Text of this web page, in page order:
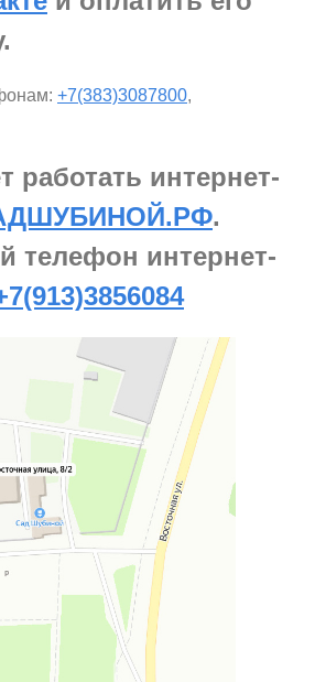
+7(383)3087800,
работать интернет-
.
телефон интернет-